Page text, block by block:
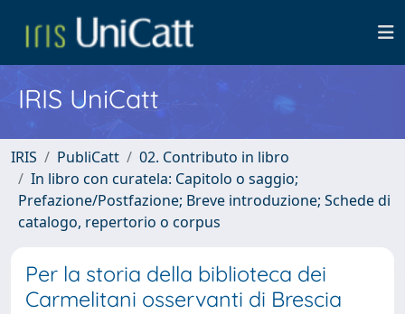
IRIS UniCatt
IRIS PubliCatt
02. Contributo in libro
In libro con curatela: Capitolo o saggio;
Prefazione/Postfazione; Breve introduzione; Schede di
catalogo, repertorio o corpus
Per la storia della biblioteca dei
Carmelitani osservanti di Brescia